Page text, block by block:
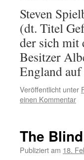
Steven
(dt. Titel
der sich mit
Besitzer
England
Veröffentlicht unter
einen Kommentar
The
Publiziert am 18.